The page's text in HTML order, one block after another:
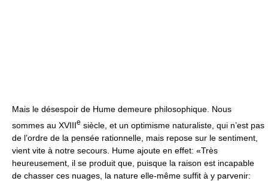
Mais le désespoir de Hume demeure philosophique. Nous
sommes au XVIIIe siècle, et un optimisme naturaliste, qui n’est pas
de l’ordre de la pensée rationnelle, mais repose sur le sentiment,
vient vite à notre secours. Hume ajoute en effet: «Très
heureusement, il se produit que, puisque la raison est incapable
de chasser ces nuages, la nature elle-même suffit à y parvenir: